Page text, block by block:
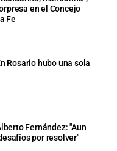
en el Concejo
Fe
Rosario hubo una sola
Fernández: "Aun
por resolver"